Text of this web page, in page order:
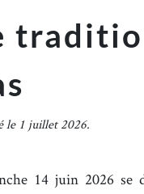
le 1 juillet 2026.
14 juin 2026 se